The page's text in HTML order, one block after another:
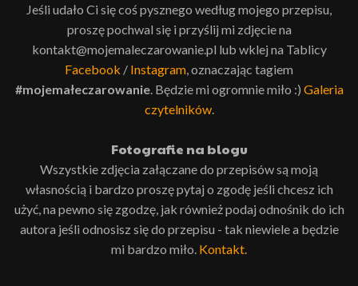
Jeśli udało Ci się coś pysznego według mojego przepisu,
proszę pochwal się i przyślij mi zdjęcie na
kontakt@mojemaleczarowanie.pl lub wklej na Tablicy
Facebook / Instagram , oznaczając tagiem
#mojemałeczarowanie. Będzie mi ogromnie miło :) Galeria
czytelników.
Fotografie na blogu
Wszystkie zdjęcia załączane do przepisów są moją
własnością i bardzo proszę pytaj o zgodę jeśli chcesz ich
użyć, na pewno się zgodzę, jak również podaj odnośnik do ich
autora jeśli odnosisz się do przepisu - tak niewiele a będzie
mi bardzo miło. Kontakt